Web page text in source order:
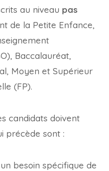
au niveau pas
de la Petite Enfance,
Baccalauréat,
Moyen et Supérieur
(FP).
candidats doivent
précède sont :
besoin spécifique de